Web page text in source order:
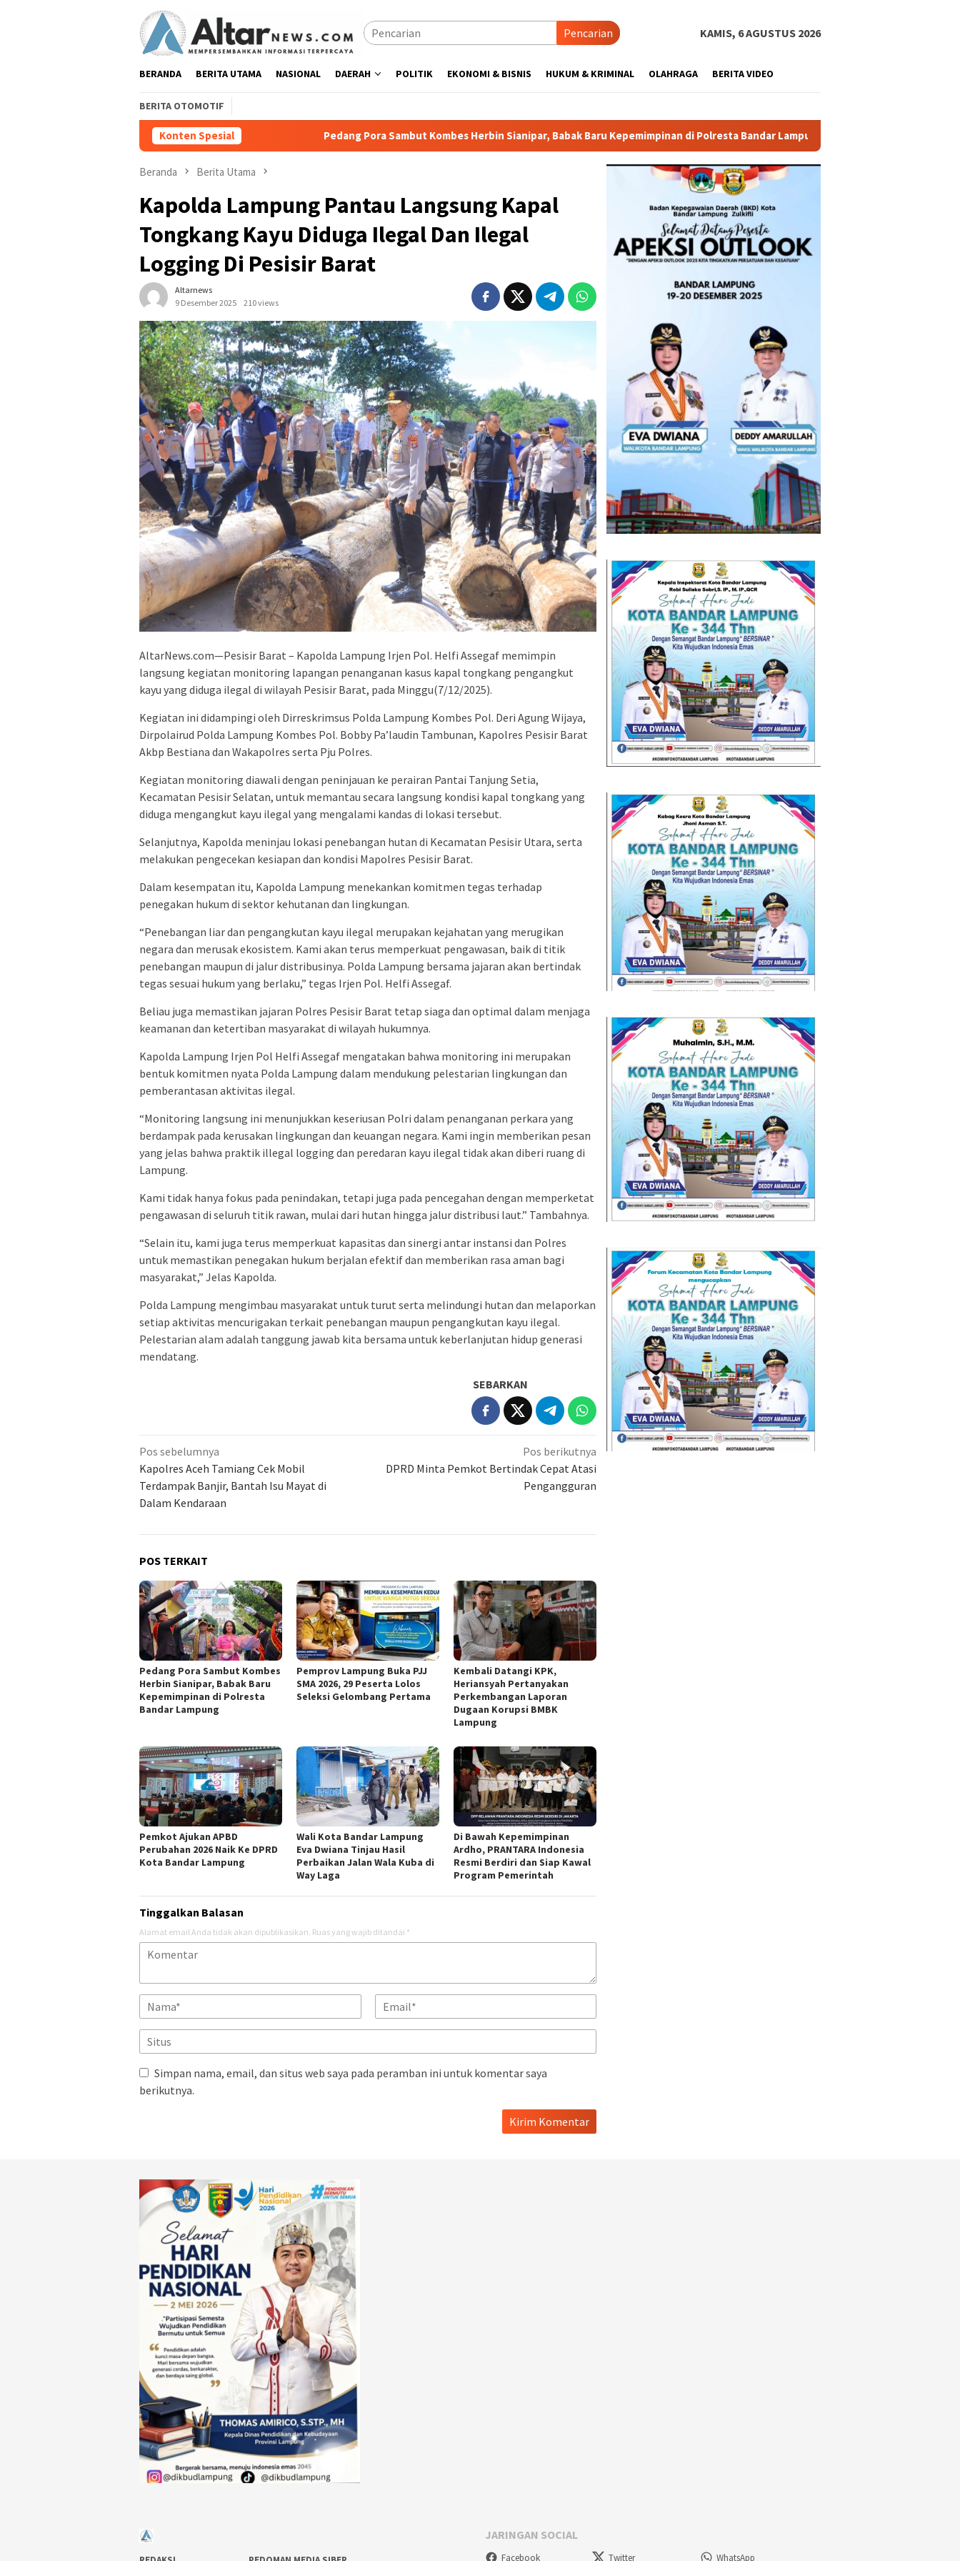
Pencarian KAMIS, 6 AGUSTUS 2026
BERANDA BERITA UTAMA NASIONAL DAERAH POLITIK EKONOMI & BISNIS HUKUM & KRIMINAL OLAHRAGA BERITA VIDEO
BERITA OTOMOTIF
Konten SpesialPedang Pora Sambut Kombes Herbin Sianipar, Babak Baru Kepemimpinan di Polresta Bandar Lampung Pemprov Lampung Buka PJJ SMA
Beranda Berita Utama
Kapolda Lampung Pantau Langsung Kapal
Tongkang Kayu Diduga Ilegal Dan Ilegal
Logging Di Pesisir Barat
Altarnews
9 Desember 2025
210 views
AltarNews.com—Pesisir Barat – Kapolda Lampung Irjen Pol. Helfi Assegaf memimpin
langsung kegiatan monitoring lapangan penanganan kasus kapal tongkang pengangkut
kayu yang diduga ilegal di wilayah Pesisir Barat, pada Minggu(7/12/2025).
Kegiatan ini didampingi oleh Dirreskrimsus Polda Lampung Kombes Pol. Deri Agung Wijaya,
Dirpolairud Polda Lampung Kombes Pol. Bobby Pa’laudin Tambunan, Kapolres Pesisir Barat
Akbp Bestiana dan Wakapolres serta Pju Polres.
Kegiatan monitoring diawali dengan peninjauan ke perairan Pantai Tanjung Setia,
Kecamatan Pesisir Selatan, untuk memantau secara langsung kondisi kapal tongkang yang
diduga mengangkut kayu ilegal yang mengalami kandas di lokasi tersebut.
Selanjutnya, Kapolda meninjau lokasi penebangan hutan di Kecamatan Pesisir Utara, serta
melakukan pengecekan kesiapan dan kondisi Mapolres Pesisir Barat.
Dalam kesempatan itu, Kapolda Lampung menekankan komitmen tegas terhadap
penegakan hukum di sektor kehutanan dan lingkungan.
“Penebangan liar dan pengangkutan kayu ilegal merupakan kejahatan yang merugikan
negara dan merusak ekosistem. Kami akan terus memperkuat pengawasan, baik di titik
penebangan maupun di jalur distribusinya. Polda Lampung bersama jajaran akan bertindak
tegas sesuai hukum yang berlaku,” tegas Irjen Pol. Helfi Assegaf.
Beliau juga memastikan jajaran Polres Pesisir Barat tetap siaga dan optimal dalam menjaga
keamanan dan ketertiban masyarakat di wilayah hukumnya.
Kapolda Lampung Irjen Pol Helfi Assegaf mengatakan bahwa monitoring ini merupakan
bentuk komitmen nyata Polda Lampung dalam mendukung pelestarian lingkungan dan
pemberantasan aktivitas ilegal.
“Monitoring langsung ini menunjukkan keseriusan Polri dalam penanganan perkara yang
berdampak pada kerusakan lingkungan dan keuangan negara. Kami ingin memberikan pesan
yang jelas bahwa praktik illegal logging dan peredaran kayu ilegal tidak akan diberi ruang di
Lampung.
Kami tidak hanya fokus pada penindakan, tetapi juga pada pencegahan dengan memperketat
pengawasan di seluruh titik rawan, mulai dari hutan hingga jalur distribusi laut.” Tambahnya.
“Selain itu, kami juga terus memperkuat kapasitas dan sinergi antar instansi dan Polres
untuk memastikan penegakan hukum berjalan efektif dan memberikan rasa aman bagi
masyarakat,” Jelas Kapolda.
Polda Lampung mengimbau masyarakat untuk turut serta melindungi hutan dan melaporkan
setiap aktivitas mencurigakan terkait penebangan maupun pengangkutan kayu ilegal.
Pelestarian alam adalah tanggung jawab kita bersama untuk keberlanjutan hidup generasi
mendatang.
SEBARKAN
Navigasi
pos
Pos sebelumnya
Kapolres Aceh Tamiang Cek Mobil
Terdampak Banjir, Bantah Isu Mayat di
Dalam Kendaraan
Pos berikutnya
DPRD Minta Pemkot Bertindak Cepat Atasi
Pengangguran
POS TERKAIT
Pedang Pora Sambut Kombes
Herbin Sianipar, Babak Baru
Kepemimpinan di Polresta
Bandar Lampung
Pemprov Lampung Buka PJJ
SMA 2026, 29 Peserta Lolos
Seleksi Gelombang Pertama
Kembali Datangi KPK,
Heriansyah Pertanyakan
Perkembangan Laporan
Dugaan Korupsi BMBK
Lampung
Pemkot Ajukan APBD
Perubahan 2026 Naik Ke DPRD
Kota Bandar Lampung
Wali Kota Bandar Lampung
Eva Dwiana Tinjau Hasil
Perbaikan Jalan Wala Kuba di
Way Laga
Di Bawah Kepemimpinan
Ardho, PRANTARA Indonesia
Resmi Berdiri dan Siap Kawal
Program Pemerintah
Tinggalkan Balasan
Alamat email Anda tidak akan dipublikasikan. Ruas yang wajib ditandai *
Simpan nama, email, dan situs web saya pada peramban ini untuk komentar saya
berikutnya.
JARINGAN SOCIAL
Facebook Twitter WhatsApp